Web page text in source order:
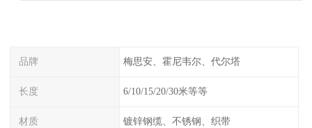
品牌 梅思安、霍尼韦尔、代尔塔
长度 6/10/15/20/30米等等
材质 镀锌钢缆、不锈钢、织带